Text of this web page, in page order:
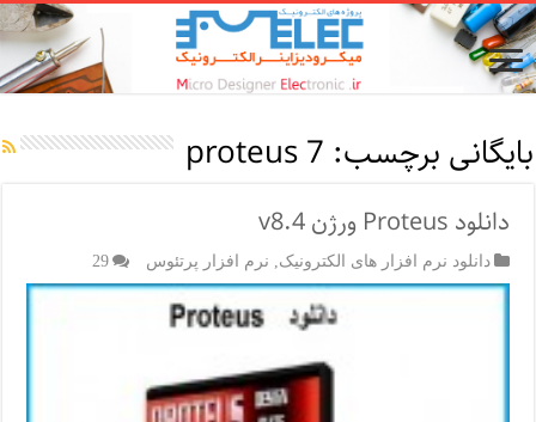
بایگانی برچسب: proteus 7
دانلود Proteus ورژن v8.4
دانلود نرم افزار های الکترونیک نرم افزار پرتئوس 29